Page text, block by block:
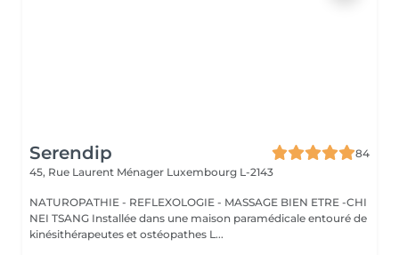
Serendip
84
45, Rue Laurent Ménager Luxembourg L-2143
NATUROPATHIE - REFLEXOLOGIE - MASSAGE BIEN ETRE -CHI
NEI TSANG Installée dans une maison paramédicale entouré de
kinésithérapeutes et ostéopathes L...